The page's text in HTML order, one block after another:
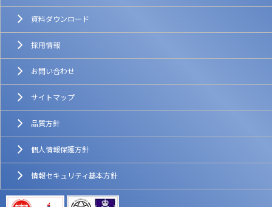
資料ダウンロード
採用情報
お問い合わせ
サイトマップ
品質方針
個人情報保護方針
情報セキュリティ基本方針